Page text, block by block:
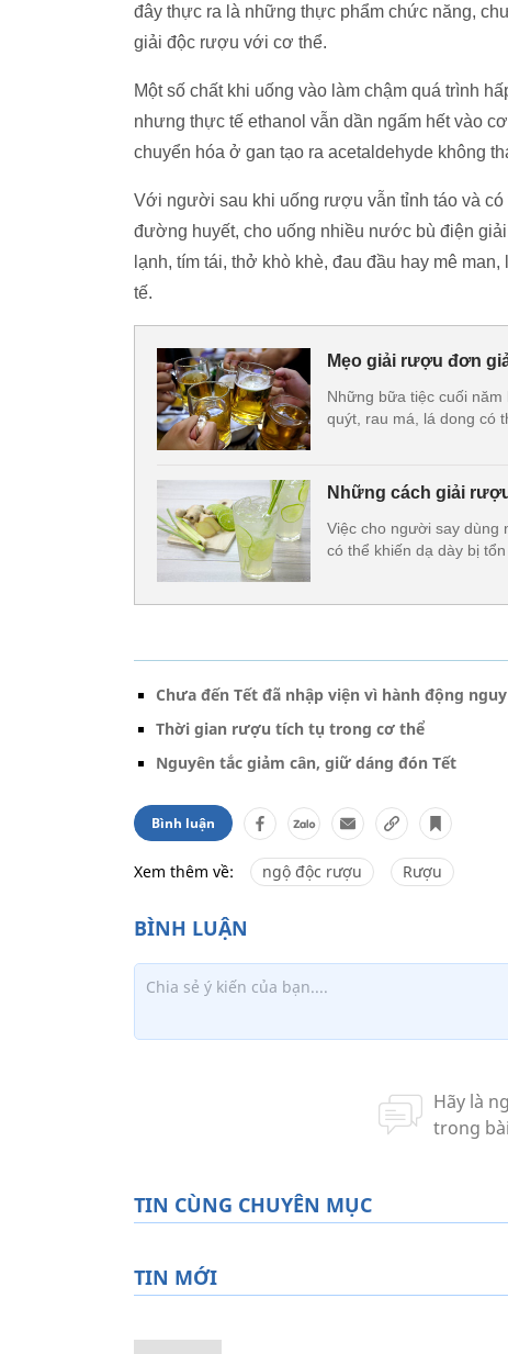
đây thực ra là những thực phẩm chức năng,
giải độc rượu với cơ thể.
Một số chất khi uống vào làm chậm quá trình
nhưng thực tế ethanol vẫn dần ngấm hết vào
chuyển hóa ở gan tạo ra acetaldehyde không
Với người sau khi uống rượu vẫn tỉnh táo và
đường huyết, cho uống nhiều nước bù điện
lạnh, tím tái, thở khò khè, đau đầu hay mê
tế.
Mẹo giải rượu đơn
Những bữa tiệc cuối
quýt, rau má, lá dong có
Những cách giải
Việc cho người say dùng
có thể khiến dạ dày bị tổn
Chưa đến Tết đã nhập viện vì hành động
Thời gian rượu tích tụ trong cơ thể
Nguyên tắc giảm cân, giữ dáng đón Tết
Bình luận
Xem thêm về: ngộ độc rượu Rượu
TIN CÙNG CHUYÊN MỤC
TIN MỚI